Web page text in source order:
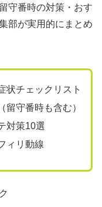
守番時の対策・おす
部が実用的にまとめ
状チェックリスト
留守番時も含む）
対策10選
ィリ動線